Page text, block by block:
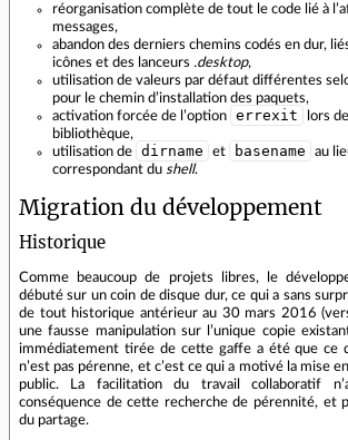
réorganisation complète de tout le code lié à
messages,
abandon des derniers chemins codés en dur,
icônes et des lanceurs .desktop,
utilisation de valeurs par défaut différentes
pour le chemin dʼinstallation des paquets,
activation forcée de lʼoption
errexit
lors
bibliothèque,
utilisation de
dirname et basename au
correspondant du shell.
Migration du développement
Historique
Comme beaucoup de projets libres, le
débuté sur un coin de disque dur, ce qui a sans
de tout historique antérieur au 30 mars 2016
une fausse manipulation sur lʼunique copie
immédiatement tirée de cette gaffe a été que ce
nʼest pas pérenne, et cʼest ce qui a motivé la mise
public. La facilitation du travail collaboratif
conséquence de cette recherche de pérennité, et
du partage.